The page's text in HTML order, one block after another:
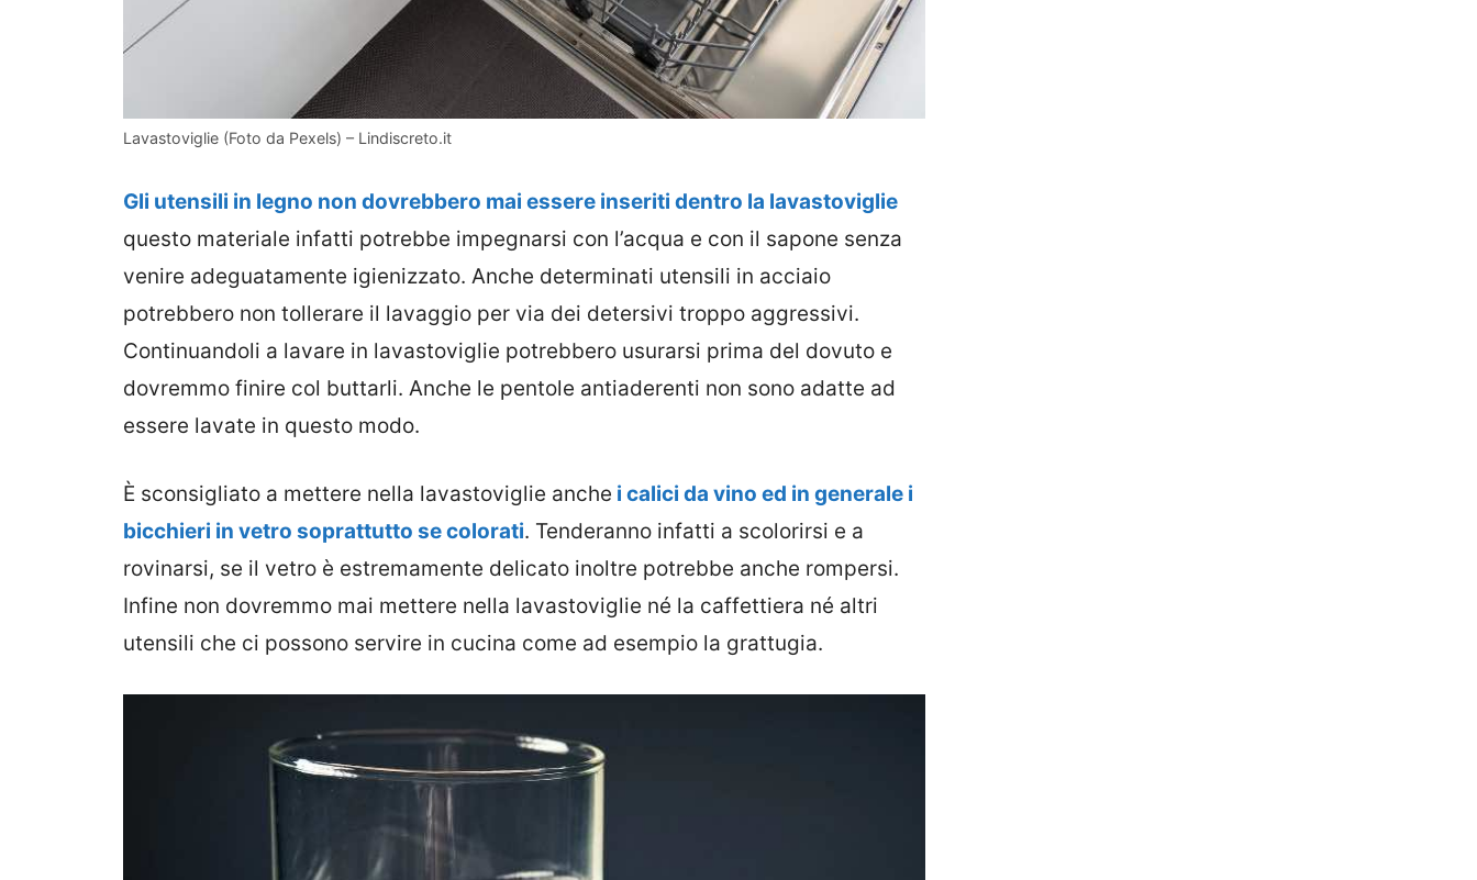
Lavastoviglie (Foto da Pexels) – Lindiscreto.it
Gli utensili in legno non dovrebbero mai essere inseriti dentro la lavastoviglie
questo materiale infatti potrebbe impegnarsi con l’acqua e con il sapone senza
venire adeguatamente igienizzato. Anche determinati utensili in acciaio
potrebbero non tollerare il lavaggio per via dei detersivi troppo aggressivi.
Continuandoli a lavare in lavastoviglie potrebbero usurarsi prima del dovuto e
dovremmo finire col buttarli. Anche le pentole antiaderenti non sono adatte ad
essere lavate in questo modo.
È sconsigliato a mettere nella lavastoviglie anche i calici da vino ed in generale i
bicchieri in vetro soprattutto se colorati. Tenderanno infatti a scolorirsi e a
rovinarsi, se il vetro è estremamente delicato inoltre potrebbe anche rompersi.
Infine non dovremmo mai mettere nella lavastoviglie né la caffettiera né altri
utensili che ci possono servire in cucina come ad esempio la grattugia.